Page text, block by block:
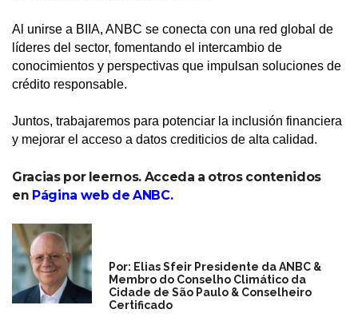
Al unirse a BIIA, ANBC se conecta con una red global de
líderes del sector, fomentando el intercambio de
conocimientos y perspectivas que impulsan soluciones de
crédito responsable.
Juntos, trabajaremos para potenciar la inclusión financiera
y mejorar el acceso a datos crediticios de alta calidad.
Gracias por leernos. Acceda a otros contenidos
en Página web de ANBC.
Por: Elias Sfeir Presidente da ANBC &
Membro do Conselho Climático da
Cidade de São Paulo & Conselheiro
Certificado